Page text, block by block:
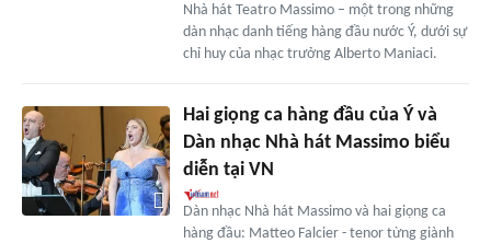
Nhà hát Teatro Massimo – một trong những
dàn nhạc danh tiếng hàng đầu nước Ý, dưới sự
chỉ huy của nhạc trưởng Alberto Maniaci.
Hai giọng ca hàng đầu của Ý và
Dàn nhạc Nhà hát Massimo biểu
diễn tại VN
Dàn nhạc Nhà hát Massimo và hai giọng ca
hàng đầu: Matteo Falcier - tenor từng giành